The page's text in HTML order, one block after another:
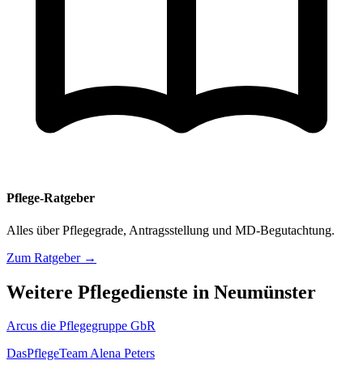
Pflege-Ratgeber
Alles über Pflegegrade, Antragsstellung und MD-Begutachtung.
Zum Ratgeber →
Weitere Pflegedienste in Neumünster
Arcus die Pflegegruppe GbR
DasPflegeTeam Alena Peters